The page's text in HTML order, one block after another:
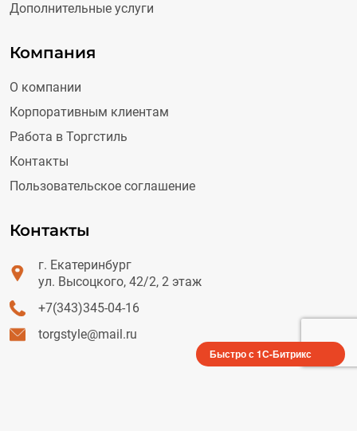
Дополнительные услуги
Компания
О компании
Корпоративным клиентам
Работа в Торгстиль
Контакты
Пользовательское соглашение
Контакты
г. Екатеринбург
ул. Высоцкого, 42/2, 2 этаж
+7(343)345-04-16
torgstyle@mail.ru
Быстро с 1С-Битрикс